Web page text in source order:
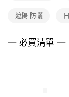
３．未成年的使用者
４．使用「AFTEE先
遮陽 防曬
一 必買清單 一